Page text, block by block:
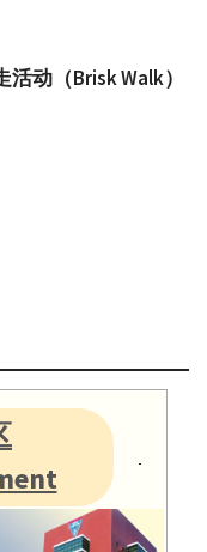
动（Brisk Walk）